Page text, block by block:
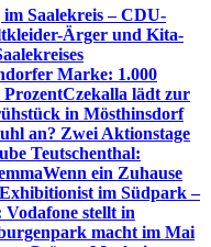
Saalekreis – CDU-
Ärger und Kita-
Marke: 1.000
ProzentCzekalla lädt zur
in Mösthinsdorf
an? Zwei Aktionstage
Teutschenthal:
Wenn ein Zuhause
Exhibitionist im Südpark –
Vodafone stellt in
macht im Mai